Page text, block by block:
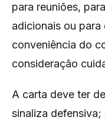
para reuniões,
adicionais ou
conveniência do
consideração
A carta deve ter
sinaliza